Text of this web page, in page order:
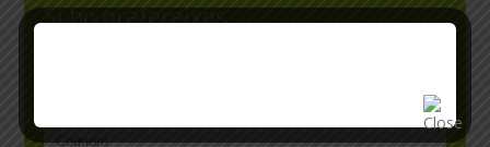
Si ho prefereixes